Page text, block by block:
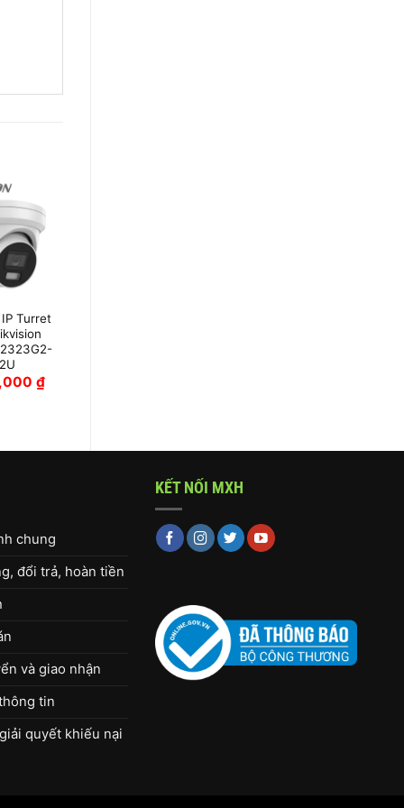
Turret
₫
chung
đổi trả, hoàn tiền
và giao nhận
tin
quyết khiếu nại
KẾT NỐI MXH